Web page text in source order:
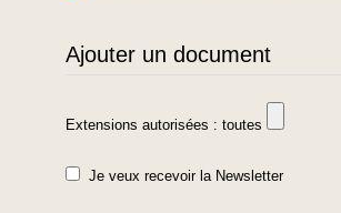
Ajouter un document
Extensions autorisées : toutes
Je veux recevoir la Newsletter